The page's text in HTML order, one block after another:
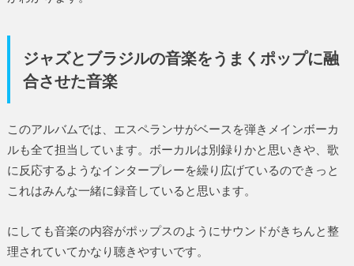
ジャズとブラジルの音楽をうまくポップに融
合させた音楽
このアルバムでは、エスペランサがベースを弾きメインボーカ
ルも全て担当しています。ボーカルは別録りかと思いきや、歌
に反応するようなインタープレーを繰り広げているのできっと
これはみんな一緒に録音していると思います。
にしても音楽の内容がポップスのようにサウンドがきちんと整
理されていてかなり聴きやすいです。